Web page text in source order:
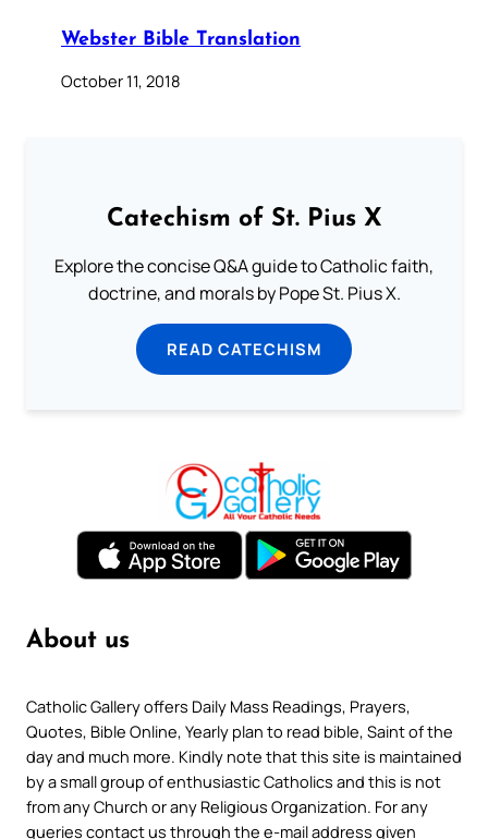
Webster Bible Translation
October 11, 2018
Catechism of St. Pius X
Explore the concise Q&A guide to Catholic faith,
doctrine, and morals by Pope St. Pius X.
READ CATECHISM
About us
Catholic Gallery offers Daily Mass Readings, Prayers,
Quotes, Bible Online, Yearly plan to read bible, Saint of the
day and much more. Kindly note that this site is maintained
by a small group of enthusiastic Catholics and this is not
from any Church or any Religious Organization. For any
queries contact us through the e-mail address given